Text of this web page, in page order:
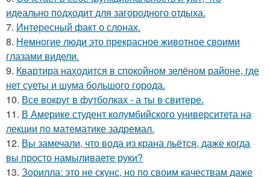
идеально подходит для загородного отдыха.
7. Интересный факт о слонах.
8. Немногие люди это прекрасное животное своими
глазами видели.
9. Квартира находится в спокойном зелёном районе, где
нет суеты и шума большого города.
10. Все вокруг в футболках - а ты в свитере.
11. В Америке студент колумбийского университета на
лекции по математике задремал.
12. Вы замечали, что вода из крана льётся, даже когда
вы просто намыливаете руки?
13. Зорилла: это не скунс, но по своим качествам даже